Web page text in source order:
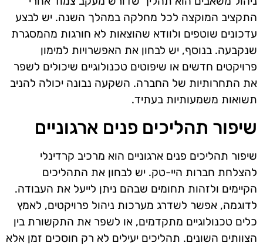
התקציב המוקצה לכל מחלקה במהלך השנה. יש לבצע
עדכונים שוטפים ולוודא שהוצאות לא חורגות מהמסגרת
שנקבעה. בנוסף, יש לבחון את האפשרויות למימון
פרויקטים חדשים או שיפוטים טכנולוגיים שיכולים לשפר
את התחרותיות של החברה. השקעה נבונה יכולה להניב
תשואות משמעותיות בעתיד.
שיפור תהליכים פנים ארגוניים
שיפור תהליכים פנים ארגוניים הוא מרכיב קרדינלי
להצלחת חברות היי-טק. יש לבחון את התהליכים
הקיימים ולזהות תחומים שבהם ניתן לייעל את העבודה.
לדוגמה, אפשר לשדרג מערכות ניהול פרויקטים, לאמץ
כלים טכנולוגיים מתקדמים, או לשפר את התקשורת בין
הצוותים השונים. תהליכים יעילים לא רק חוסכים זמן אלא